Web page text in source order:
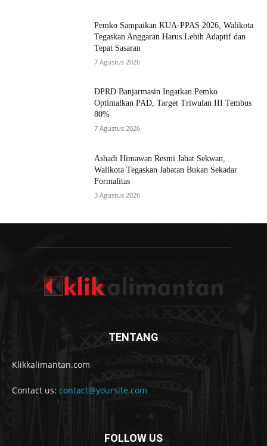
Pemko Sampaikan KUA-PPAS 2026, Walikota
Tegaskan Anggaran Harus Lebih Adaptif dan
Tepat Sasaran
7 Agustus 2026
DPRD Banjarmasin Ingatkan Pemko
Optimalkan PAD, Target Triwulan III Tembus
80%
7 Agustus 2026
Ashadi Himawan Resmi Jabat Sekwan,
Walikota Tegaskan Jabatan Bukan Sekadar
Formalitas
3 Agustus 2026
TENTANG
Klikkalimantan.com
Contact us: contact@yoursite.com
FOLLOW US